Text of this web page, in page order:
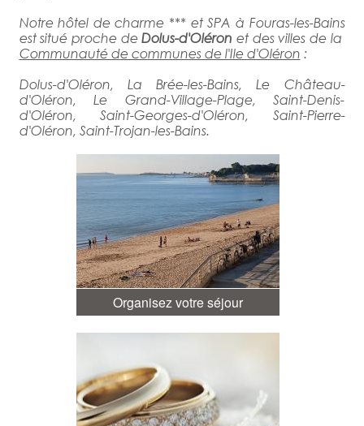
Notre hôtel de charme *** et SPA à Fouras-les-Bains
est situé proche deDolus-d'Oléron et des villes de la
Communauté de communes de l'Ile d'Oléron :
Dolus-d'Oléron, La Brée-les-Bains, Le Château-
d'Oléron, Le Grand-Village-Plage, Saint-Denis-
d'Oléron, Saint-Georges-d'Oléron, Saint-Pierre-
d'Oléron, Saint-Trojan-les-Bains.
Organisez votre séjour